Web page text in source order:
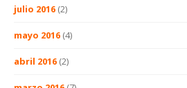
julio 2016 (2)
mayo 2016 (4)
abril 2016 (2)